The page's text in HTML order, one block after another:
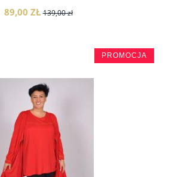
89,00 ZŁ 139,00 zł
do koszyka
PROMOCJA